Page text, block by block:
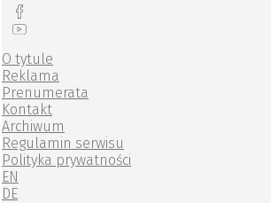
O tytule
Reklama
Prenumerata
Kontakt
Archiwum
Regulamin serwisu
Polityka prywatności
EN
DE